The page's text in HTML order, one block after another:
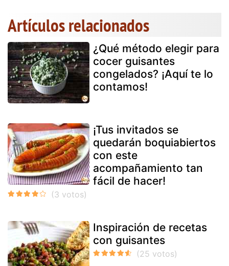
Artículos relacionados
¿Qué método elegir para
cocer guisantes
congelados? ¡Aquí te lo
contamos!
¡Tus invitados se
quedarán boquiabiertos
con este
acompañamiento tan
fácil de hacer!
Inspiración de recetas
con guisantes